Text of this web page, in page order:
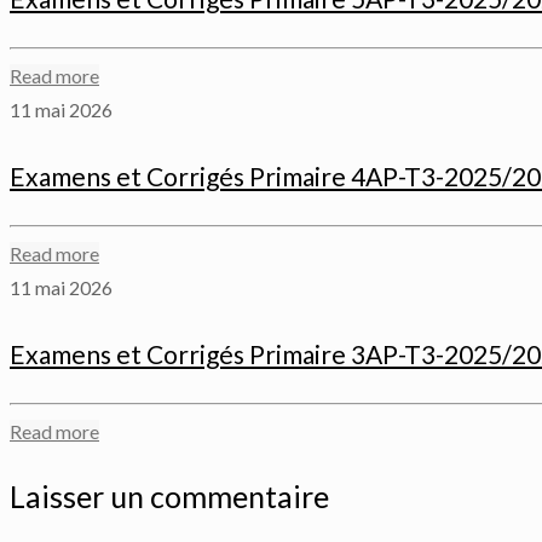
Read more
11 mai 2026
Examens et Corrigés Primaire 4AP-T3-2025/
Read more
11 mai 2026
Examens et Corrigés Primaire 3AP-T3-2025/
Read more
Laisser un commentaire